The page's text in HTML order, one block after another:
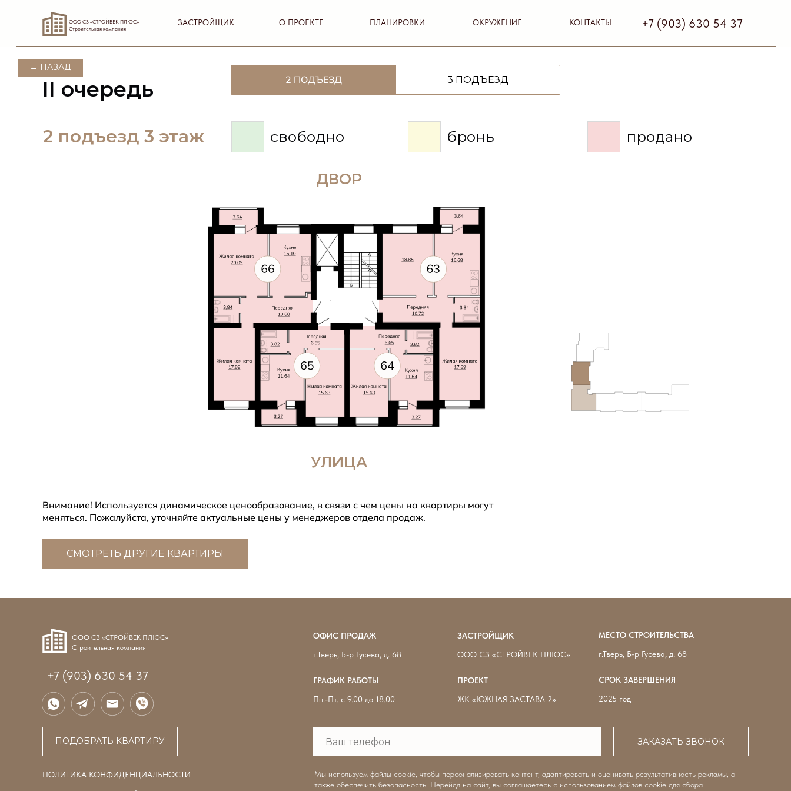
ЗАСТРОЙЩИК О ПРОЕКТЕ ПЛАНИРОВКИ ОКРУЖЕНИЕ КОНТАКТЫ
ООО СЗ «СТРОЙВЕК ПЛЮС»
Строительная компания
+7 (903) 630 54 37
II очередь
← НАЗАД
2 ПОДЪЕЗД 3 ПОДЪЕЗД
2 подъезд 3 этаж свободно бронь
ДВОР
продано
УЛИЦА
СМОТРЕТЬ ДРУГИЕ КВАРТИРЫ
Внимание! Используется динамическое ценообразование, в связи с чем цены на квартиры могут
меняться. Пожалуйста, уточняйте актуальные цены у менеджеров отдела продаж.
3 подъезд 3 этаж свободно бронь продано
ОФИС ПРОДАЖ
г.Тверь, Б-р Гусева, д. 68
ЗАСТРОЙЩИК
ООО СЗ «СТРОЙВЕК ПЛЮС»
ГРАФИК РАБОТЫ
Пн.-Пт. с 9.00 до 18.00
ПРОЕКТ
ЖК «ЮЖНАЯ ЗАСТАВА 2»
МЕСТО СТРОИТЕЛЬСТВА
г.Тверь, Б-р Гусева, д. 68
ЗАКАЗАТЬ ЗВОНОК
ПОЛИТИКА КОНФИДЕНЦИАЛЬНОСТИ
+7 (903) 630 54 37
ООО СЗ «СТРОЙВЕК ПЛЮС»
Строительная компания
СРОК ЗАВЕРШЕНИЯ
2025 год
ПОДОБРАТЬ КВАРТИРУ
Мы используем файлы cookie, чтобы персонализировать контент, адаптировать и оценивать результативность рекламы, а
также обеспечить безопасность. Перейдя на сайт, вы соглашаетесь с использованием файлов cookie для сбора